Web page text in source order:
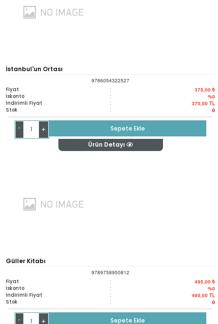
İstanbul'un Ortası
9786054322527
Fiyat : 375,00 ₺
İskonto : %0
İndirimli Fiyat : 375,00 TL
Stok : 0
- +
Sepete Ekle
Ürün Detayı
Güller Kitabı
9789758950812
Fiyat : 495,00 ₺
İskonto : %0
İndirimli Fiyat : 495,00 TL
Stok : 0
- + Sepete Ekle